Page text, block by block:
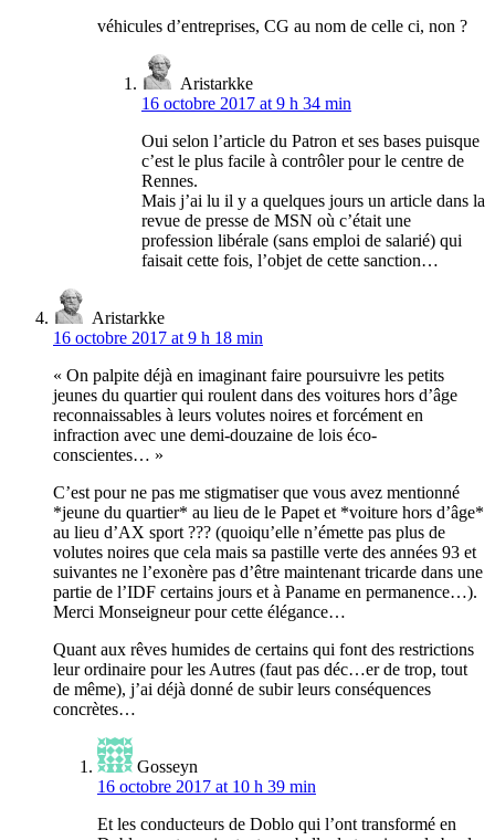
véhicules d’entreprises, CG au nom de celle ci, non ?
Aristarkke
16 octobre 2017 at 9 h 34 min
Oui selon l’article du Patron et ses bases puisque
c’est le plus facile à contrôler pour le centre de
Rennes.
Mais j’ai lu il y a quelques jours un article dans la
revue de presse de MSN où c’était une
profession libérale (sans emploi de salarié) qui
faisait cette fois, l’objet de cette sanction…
Aristarkke
16 octobre 2017 at 9 h 18 min
« On palpite déjà en imaginant faire poursuivre les petits
jeunes du quartier qui roulent dans des voitures hors d’âge
reconnaissables à leurs volutes noires et forcément en
infraction avec une demi-douzaine de lois éco-
conscientes… »
C’est pour ne pas me stigmatiser que vous avez mentionné
*jeune du quartier* au lieu de le Papet et *voiture hors d’âge*
au lieu d’AX sport ??? (quoiqu’elle n’émette pas plus de
volutes noires que cela mais sa pastille verte des années 93 et
suivantes ne l’exonère pas d’être maintenant tricarde dans une
partie de l’IDF certains jours et à Paname en permanence…).
Merci Monseigneur pour cette élégance…
Quant aux rêves humides de certains qui font des restrictions
leur ordinaire pour les Autres (faut pas déc…er de trop, tout
de même), j’ai déjà donné de subir leurs conséquences
concrètes…
Gosseyn
16 octobre 2017 at 10 h 39 min
Et les conducteurs de Doblo qui l’ont transformé en